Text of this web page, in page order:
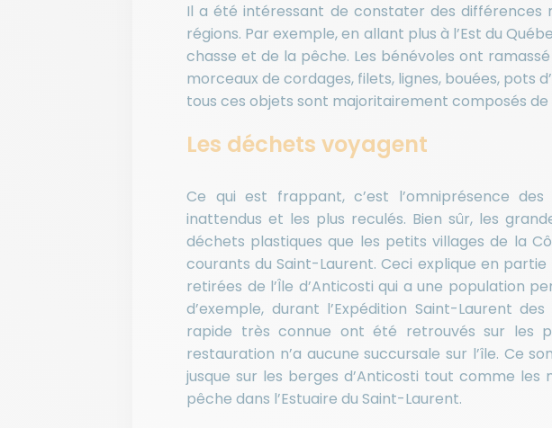
Il a été intéressant de constater des différences
régions. Par exemple, en allant plus à l’Est du
chasse et de la pêche. Les bénévoles ont
morceaux de cordages, filets, lignes, bouées, pots
tous ces objets sont majoritairement composés de
Les déchets voyagent
Ce qui est frappant, c’est l’omniprésence
inattendus et les plus reculés. Bien sûr, les
déchets plastiques que les petits villages de la
courants du Saint-Laurent. Ceci explique en
retirées de l’Île d’Anticosti qui a une population
d’exemple, durant l’Expédition Saint-Laurent
rapide très connue ont été retrouvés sur les
restauration n’a aucune succursale sur l’île. Ce
jusque sur les berges d’Anticosti tout comme
pêche dans l’Estuaire du Saint-Laurent.